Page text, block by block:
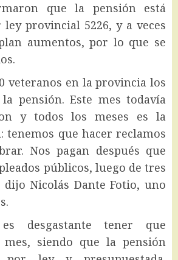
que la pensión está
ley provincial 5226, y a veces
aumentos, por lo que se
veteranos en la provincia los
pensión. Este mes todavía
y todos los meses es la
tenemos que hacer reclamos
Nos pagan después que
públicos, luego de tres
dijo Nicolás Dante Fotio, uno
desgastante tener que
mes, siendo que la pensión